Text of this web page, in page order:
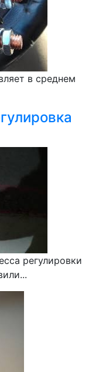
в среднем
регулировки